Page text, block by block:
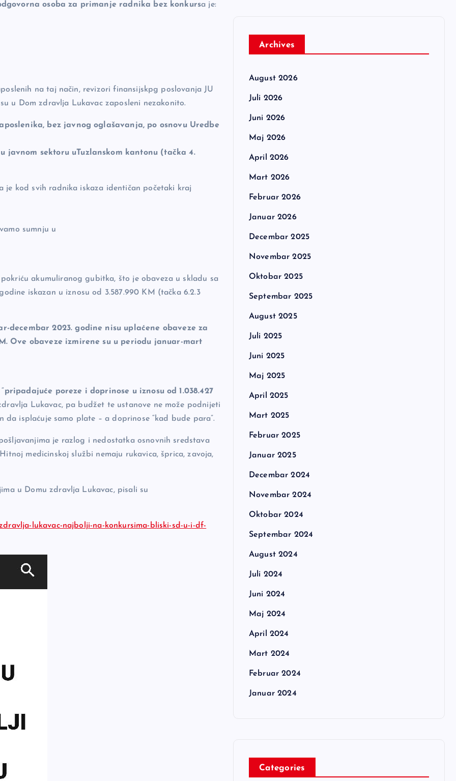
osoba za primanje radnika bez konkursa je:
na taj način, revizori finansijskpg poslovanja JU
u Dom zdravlja Lukavac zaposleni nezakonito.
bez javnog oglašavanja, po osnovu Uredbe
javnom sektoru uTuzlanskom kantonu (tačka 4.
je kod svih radnika iskaza identičan početaki kraj
sumnju u
akumuliranog gubitka, što je obaveza u skladu sa
iskazan u iznosu od 3.587.990 KM (tačka 6.2.3
decembar 2023. godine nisu uplaćene obaveze za
Ove obaveze izmirene su u periodu januar-mart
pripadajuće poreze i doprinose u iznosu od 1.038.427
Lukavac, pa budžet te ustanove ne može podnijeti
isplaćuje samo plate – a doprinose “kad bude para”.
je razlog i nedostatka osnovnih sredstava
medicinskoj službi nemaju rukavica, šprica, zavoja,
u Domu zdravlja Lukavac, pisali su
lukavac-najbolji-na-konkursima-bliski-sd-u-i-df-
Archives
August 2026
Juli 2026
Juni 2026
Maj 2026
April 2026
Mart 2026
Februar 2026
Januar 2026
Decembar 2025
Novembar 2025
Oktobar 2025
Septembar 2025
August 2025
Juli 2025
Juni 2025
Maj 2025
April 2025
Mart 2025
Februar 2025
Januar 2025
Decembar 2024
Novembar 2024
Oktobar 2024
Septembar 2024
August 2024
Juli 2024
Juni 2024
Maj 2024
April 2024
Mart 2024
Februar 2024
Januar 2024
Categories